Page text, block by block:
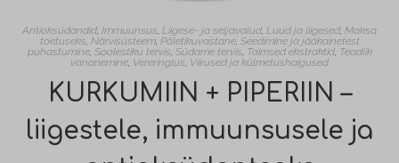
Antioksüdandid, Immuunsus, Liigese- ja seljavalud, Luud ja liigesed, Maksa
toetuseks, Närvisüsteem, Põletikuvastane, Seedimine ja jääkainetest
puhastumine, Soolestiku tervis, Südame tervis, Taimsed ekstraktid, Teadlik
vananemine, Vereringlus, Viirused ja külmetushaigused
KURKUMIIN + PIPERIIN –
liigestele, immuunsusele ja